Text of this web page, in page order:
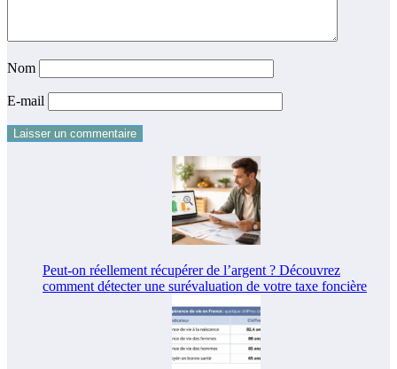
Nom
E-mail
Peut-on réellement récupérer de l’argent ? Découvrez
comment détecter une surévaluation de votre taxe foncière